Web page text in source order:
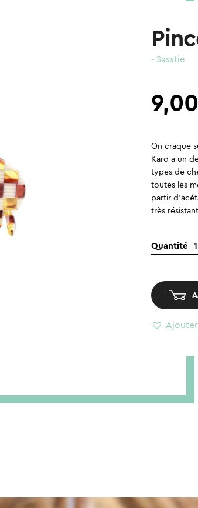
- Sasstie
On craque
Karo a un
types de
toutes les
partir
très
Quantité